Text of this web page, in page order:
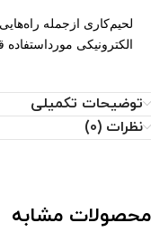
لحیم‌کاری ازجمله
الکترونیکی
توضیحات تکمیلی
نظرات (0)
محصولات مشابه